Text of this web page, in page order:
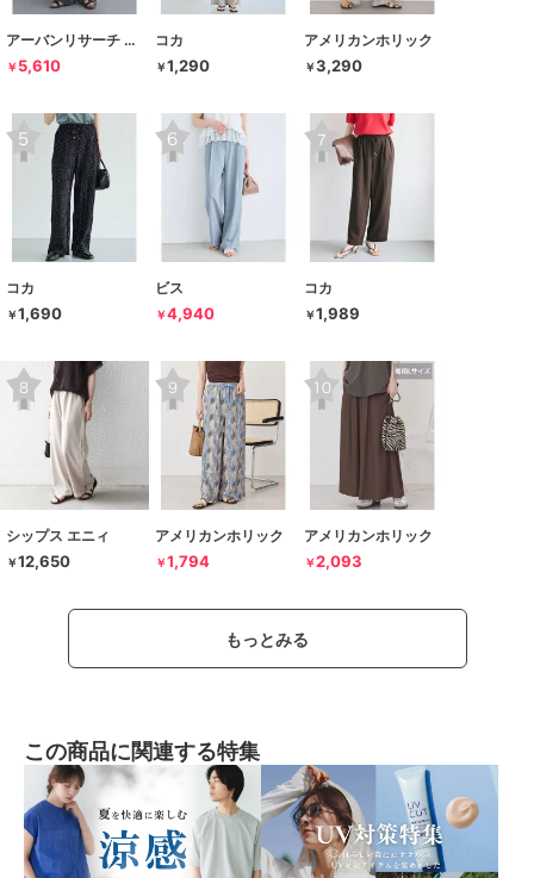
アーバンリサーチ ドアーズ
￥ 5,610
コカ
￥1,290
アメリカンホリック
￥3,290
コカ
￥1,690
ビス
￥4,940
コカ
￥1,989
シップス エニィ
￥12,650
アメリカンホリック
￥1,794
アメリカンホリック
￥2,093
もっとみる
この商品に関連する特集